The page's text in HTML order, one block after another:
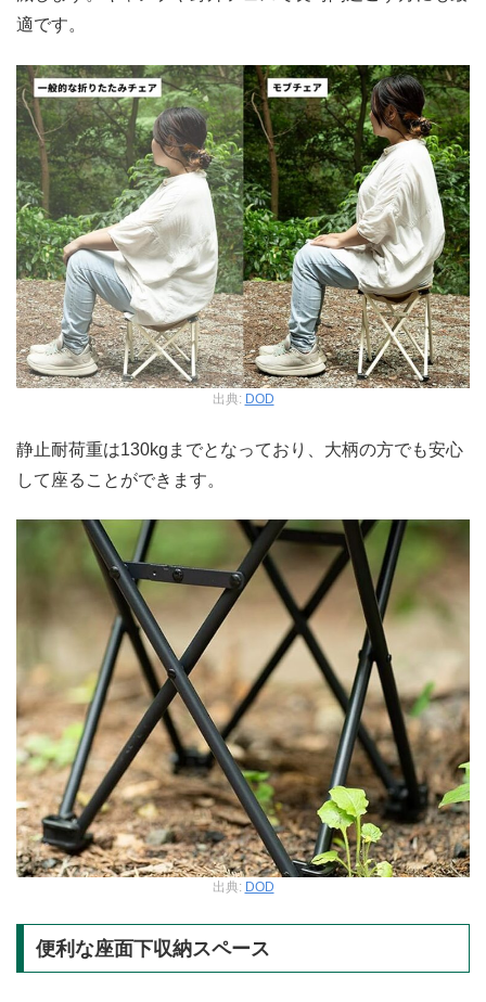
適です。
出典: DOD
静止耐荷重は130kgまでとなっており、大柄の方でも安心
して座ることができます。
出典: DOD
便利な座面下収納スペース